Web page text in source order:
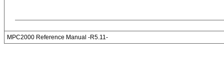
MPC2000 Reference Manual -R5.11-